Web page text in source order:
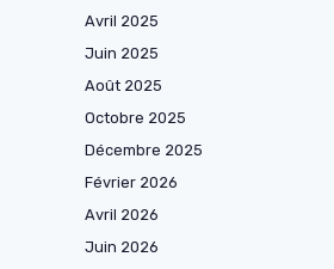
Avril 2025
Juin 2025
Août 2025
Octobre 2025
Décembre 2025
Février 2026
Avril 2026
Juin 2026